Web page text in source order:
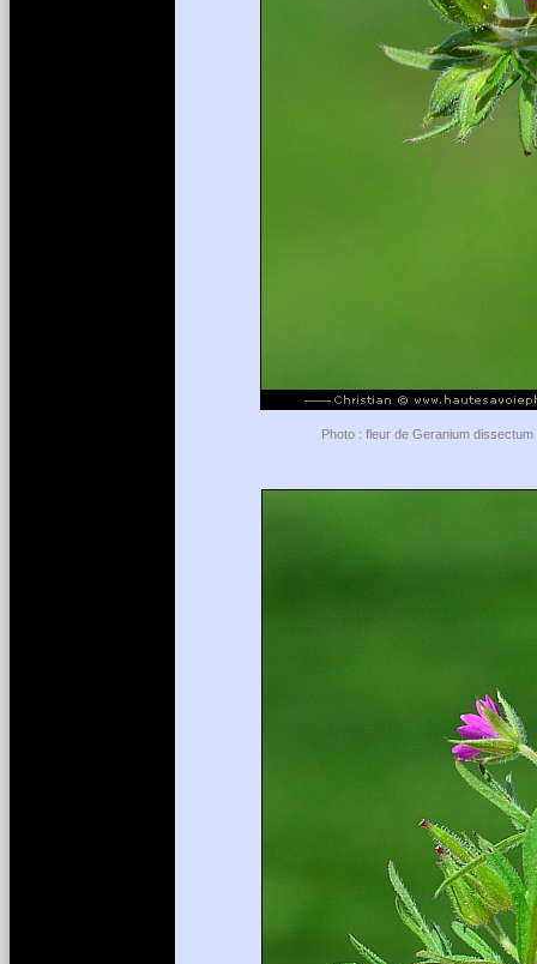
Photo : fleur de Geranium